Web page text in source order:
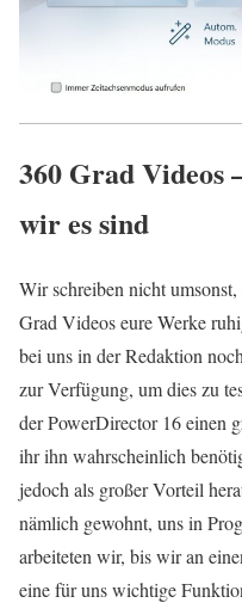
360 Grad
wir es sind
Wir schreiben nicht
Grad Videos eure Werke
bei uns in der Redaktion
zur Verfügung, um dies zu
der PowerDirector 16 einen
ihr ihn wahrscheinlich
jedoch als großer Vorteil
nämlich gewohnt, uns in
arbeiteten wir, bis wir an
eine für uns wichtige